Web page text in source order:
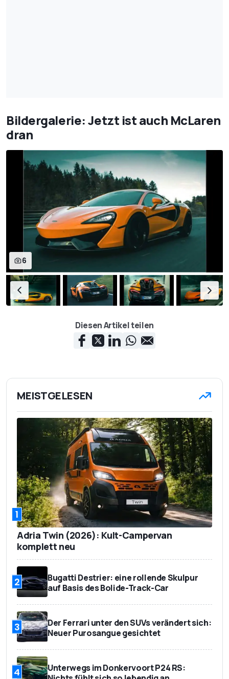
Bildergalerie: Jetzt ist auch McLaren
dran
6
Diesen Artikel teilen
MEISTGELESEN
1
Adria Twin (2026): Kult-Campervan
komplett neu
2
Bugatti Destrier: eine rollende Skulpur
auf Basis des Bolide-Track-Car
3
Der Ferrari unter den SUVs verändert sich:
Neuer Purosangue gesichtet
4
Unterwegs im Donkervoort P24 RS: